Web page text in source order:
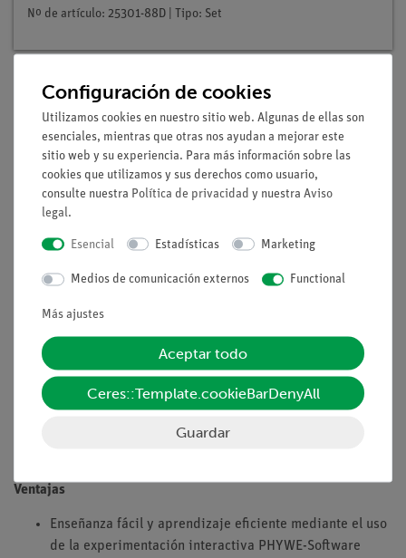
Nº de artículo: 25301-88D | Tipo: Set
Descripción
Principio
Muchos metales se siguen utilizando hoy en día para
aplicaciones técnicas. Una desventaja es que los metales
(cuando se calientan en el aire) sufren cambios químicos y
significa que los metales difieren en su reactividad al
producen estos cambios, en otros no se observan cambios. En
este experimento se calientan diferentes metales en el aire y
se observan los cambios químicos y físicos.
Lo que puedes aprender sobre
La oxidación de los metales
Ventajas
Enseñanza fácil y aprendizaje eficiente mediante el uso
de la experimentación interactiva PHYWE-Software
Configuración de cookies
Utilizamos cookies en nuestro sitio web. Algunas de ellas son
esenciales, mientras que otras nos ayudan a mejorar este
sitio web y su experiencia. Para más información sobre las
cookies que utilizamos y sus derechos como usuario,
consulte nuestra Política de privacidad y nuestra Aviso
legal.
Esencial Estadísticas Marketing
Medios de comunicación externos Functional
Más ajustes
Aceptar todo
Ceres::Template.cookieBarDenyAll
Guardar